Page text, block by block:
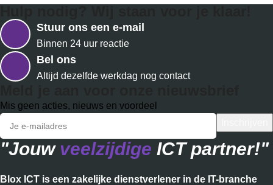
Stuur ons een e-mail
Binnen 24 uur reactie
Bel ons
Altijd dezelfde werkdag nog contact
Mis geen acties, nieuws en voordeel
"Jouw veelzijdige ICT partner!"
Blox ICT is een zakelijke dienstverlener in de IT-branche